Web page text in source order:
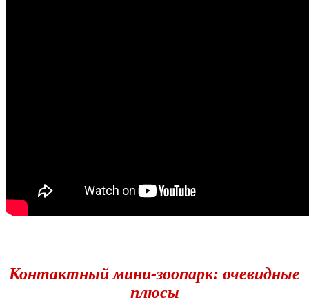
Контактный мини-зоопарк: очевидные
плюсы